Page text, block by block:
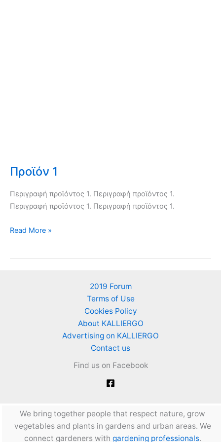
Προϊόν 1
Περιγραφή προϊόντος 1. Περιγραφή προϊόντος 1.
Περιγραφή προϊόντος 1. Περιγραφή προϊόντος 1.
Προϊόν
Read More »
2019 Forum
Terms of Use
Cookies Policy
About KALLIERGO
Advertising on KALLIERGO
Contact us
Find us on Facebook
We bring together people that respect nature, grow
vegetables and plants in gardens and urban areas. We
connect gardeners with gardening professionals.